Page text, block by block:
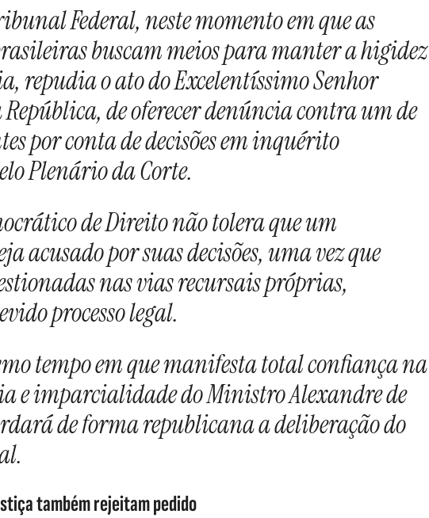
Federal, neste momento em que as
buscam meios para manter a higidez
repudia o ato do Excelentíssimo Senhor
de oferecer denúncia contra um de
por conta de decisões em inquérito
Plenário da Corte.
de Direito não tolera que um
acusado por suas decisões, uma vez que
nas vias recursais próprias,
processo legal.
tempo em que manifesta total confiança na
e imparcialidade do Ministro Alexandre de
de forma republicana a deliberação do
também rejeitam pedido